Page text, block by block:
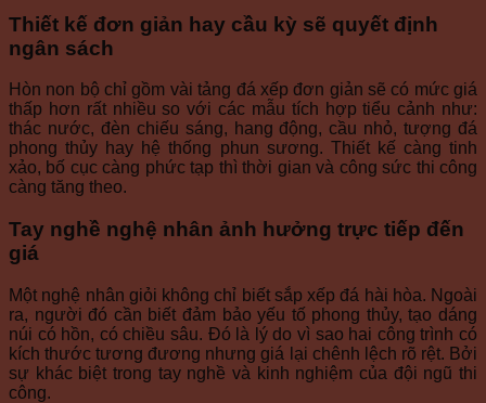
Thiết kế đơn giản hay cầu kỳ sẽ quyết định
ngân sách
Hòn non bộ chỉ gồm vài tảng đá xếp đơn giản sẽ có mức giá
thấp hơn rất nhiều so với các mẫu tích hợp tiểu cảnh như:
thác nước, đèn chiếu sáng, hang động, cầu nhỏ, tượng đá
phong thủy hay hệ thống phun sương. Thiết kế càng tinh
xảo, bố cục càng phức tạp thì thời gian và công sức thi công
càng tăng theo.
Tay nghề nghệ nhân ảnh hưởng trực tiếp đến
giá
Một nghệ nhân giỏi không chỉ biết sắp xếp đá hài hòa. Ngoài
ra, người đó cần biết đảm bảo yếu tố phong thủy, tạo dáng
núi có hồn, có chiều sâu. Đó là lý do vì sao hai công trình có
kích thước tương đương nhưng giá lại chênh lệch rõ rệt. Bởi
sự khác biệt trong tay nghề và kinh nghiệm của đội ngũ thi
công.